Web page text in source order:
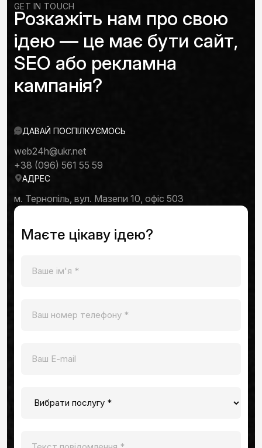
GET IN TOUCH
Розкажіть нам про свою
ідею — це має бути сайт,
SEO або рекламна
кампанія?
ДАВАЙ ПОСПІЛКУЄМОСЬ
web24h@ukr.net
+38 (096) 561 55 59
АДРЕС
м. Тернопіль, вул. Мазепи 10, офіс 503
Маєте цікаву ідею?